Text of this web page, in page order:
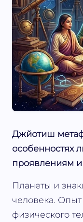
Джйотиш
особенностях
проявлениям
Планеты и
человека.
физического